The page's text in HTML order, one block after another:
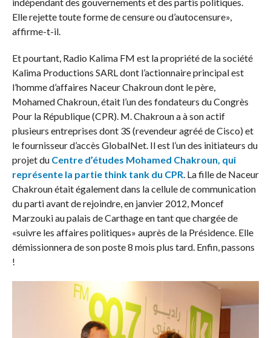
Elle rejette toute forme de censure ou d’autocensure»,
affirme-t-il.
Et pourtant, Radio Kalima FM est la propriété de la société
Kalima Productions SARL dont l’actionnaire principal est
l’homme d’affaires Naceur Chakroun dont le père,
Mohamed Chakroun, était l’un des fondateurs du Congrès
Pour la République (CPR). M. Chakroun a à son actif
plusieurs entreprises dont 3S (revendeur agréé de Cisco) et
le fournisseur d’accès GlobalNet. Il est l’un des initiateurs du
projet du Centre d’études Mohamed Chakroun, qui
représente la partie think tank du CPR. La fille de Naceur
Chakroun était également dans la cellule de communication
du parti avant de rejoindre, en janvier 2012, Moncef
Marzouki au palais de Carthage en tant que chargée de
«suivre les affaires politiques» auprès de la Présidence. Elle
démissionnera de son poste 8 mois plus tard. Enfin, passons
!